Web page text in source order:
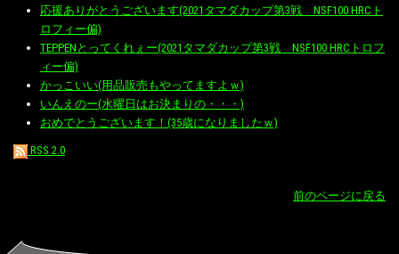
応援ありがとうございます(2021タマダカップ第3戦 NSF100 HRCト
ロフィー偏)
TEPPENとってくれぇー(2021タマダカップ第3戦 NSF100 HRCトロフ
ィー偏)
かっこいい(用品販売もやってますよｗ)
いんえのー(水曜日はお決まりの・・・)
おめでとうございます！(35歳になりましたｗ)
RSS 2.0
前のページに戻る